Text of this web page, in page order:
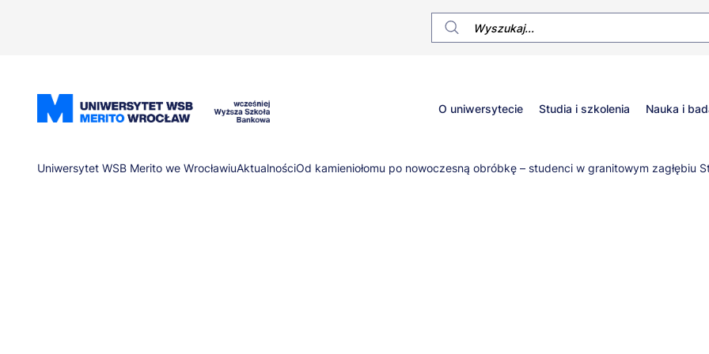
Główne
menu
O uniwersytecie Studia i szkolenia Nauka i
Ścieżka
Uniwersytet WSB Merito we WrocławiuAktualnościOd kamieniołomu po nowoczesną obróbkę – studenci w granitowym zagłębiu